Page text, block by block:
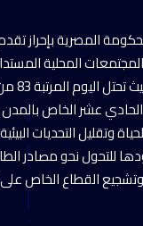
المصرية بإحراز
المحلية
الحادي عشر الخاص
وتقليل التحديات
نحو مصادر
القطاع الخاص